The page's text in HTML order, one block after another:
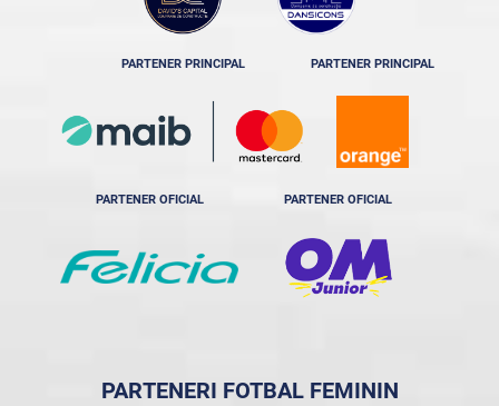
PARTENER PRINCIPAL PARTENER PRINCIPAL
PARTENER OFICIAL PARTENER OFICIAL
PARTENERI FOTBAL FEMININ